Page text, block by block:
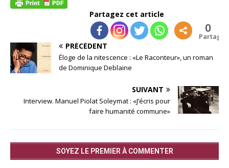
Partagez cet article
0
Partages
PRÉCÉDENT
Éloge de la nitescence : «Le Raconteur», un roman
de Dominique Deblaine
SUIVANT
Interview. Manuel Piolat Soleymat : «J’écris pour
faire humanité commune»
SOYEZ LE PREMIER À COMMENTER